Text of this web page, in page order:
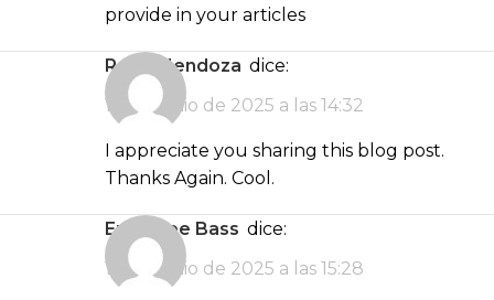
provide in your articles
Reilly Mendoza dice:
13 de junio de 2025 a las 14:32
I appreciate you sharing this blog post.
Thanks Again. Cool.
Emmalee Bass dice:
13 de junio de 2025 a las 15:28